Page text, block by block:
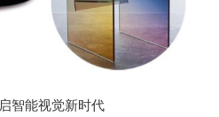
智能视觉新时代